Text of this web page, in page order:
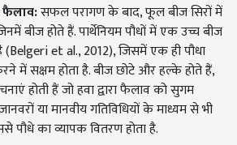
फैलाव:सफल परागण के बाद, फूल बीज सिरों में
बीज होते हैं. पार्थेनियम पौधों में एक उच्च बीज
(Belgeri et al., 2012), जिसमें एक ही पौधा
में सक्षम होता है. बीज छोटे और हल्के होते हैं,
होती हैं जो हवा द्वारा फैलाव को सुगम
या मानवीय गतिविधियों के माध्यम से भी
का व्यापक वितरण होता है.